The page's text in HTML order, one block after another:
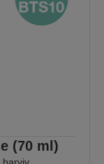
(70 ml)
barviv